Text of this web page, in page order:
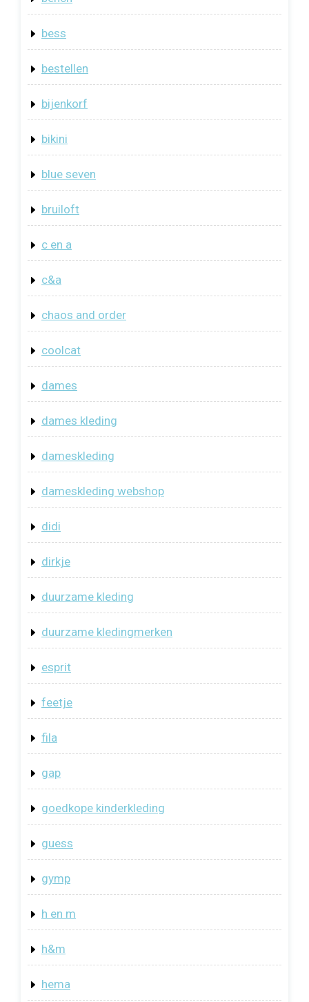
bess
bestellen
bijenkorf
bikini
blue seven
bruiloft
c en a
c&a
chaos and order
coolcat
dames
dames kleding
dameskleding
dameskleding webshop
didi
dirkje
duurzame kleding
duurzame kledingmerken
esprit
feetje
fila
gap
goedkope kinderkleding
guess
gymp
h en m
h&m
hema